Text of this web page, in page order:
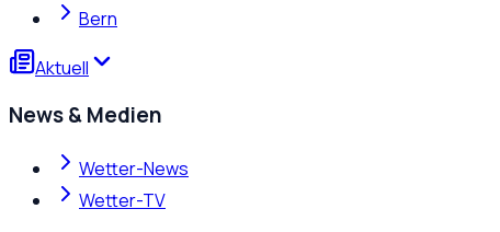
Bern
Aktuell
News & Medien
Wetter-News
Wetter-TV